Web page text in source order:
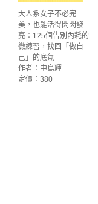
大人系女子不必完
美，也能活得閃閃發
亮：125個告別內耗的
微練習，找回「做自
己」的底氣
作者：中島輝
定價：380